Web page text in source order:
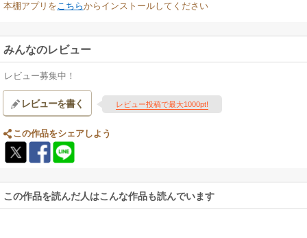
本棚アプリをこちらからインストールしてください
みんなのレビュー
レビュー募集中！
レビューを書く レビュー投稿で最大1000pt!
この作品をシェアしよう
この作品を読んだ人はこんな作品も読んでいます